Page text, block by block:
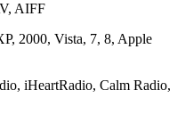
AIFF
2000, Vista, 7, 8, Apple
iHeartRadio, Calm Radio,